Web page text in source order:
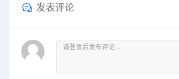
发表评论